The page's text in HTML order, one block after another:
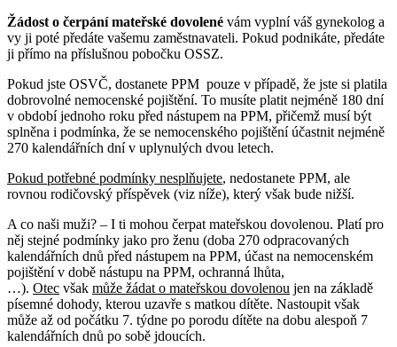
Žádost o čerpání mateřské dovolené vám vyplní váš gynekolog a
vy ji poté předáte vašemu zaměstnavateli. Pokud podnikáte, předáte
ji přímo na příslušnou pobočku OSSZ.
Pokud jste OSVČ, dostanete PPM pouze v případě, že jste si platila
dobrovolné nemocenské pojištění. To musíte platit nejméně 180 dní
v období jednoho roku před nástupem na PPM, přičemž musí být
splněna i podmínka, že se nemocenského pojištění účastnit nejméně
270 kalendářních dní v uplynulých dvou letech.
Pokud potřebné podmínky nesplňujete, nedostanete PPM, ale
rovnou rodičovský příspěvek (viz níže), který však bude nižší.
A co naši muži? – I ti mohou čerpat mateřskou dovolenou. Platí pro
něj stejné podmínky jako pro ženu (doba 270 odpracovaných
kalendářních dnů před nástupem na PPM, účast na nemocenském
pojištění v době nástupu na PPM, ochranná lhůta,
…). Otec však může žádat o mateřskou dovolenou jen na základě
písemné dohody, kterou uzavře s matkou dítěte. Nastoupit však
může až od počátku 7. týdne po porodu dítěte na dobu alespoň 7
kalendářních dnů po sobě jdoucích.